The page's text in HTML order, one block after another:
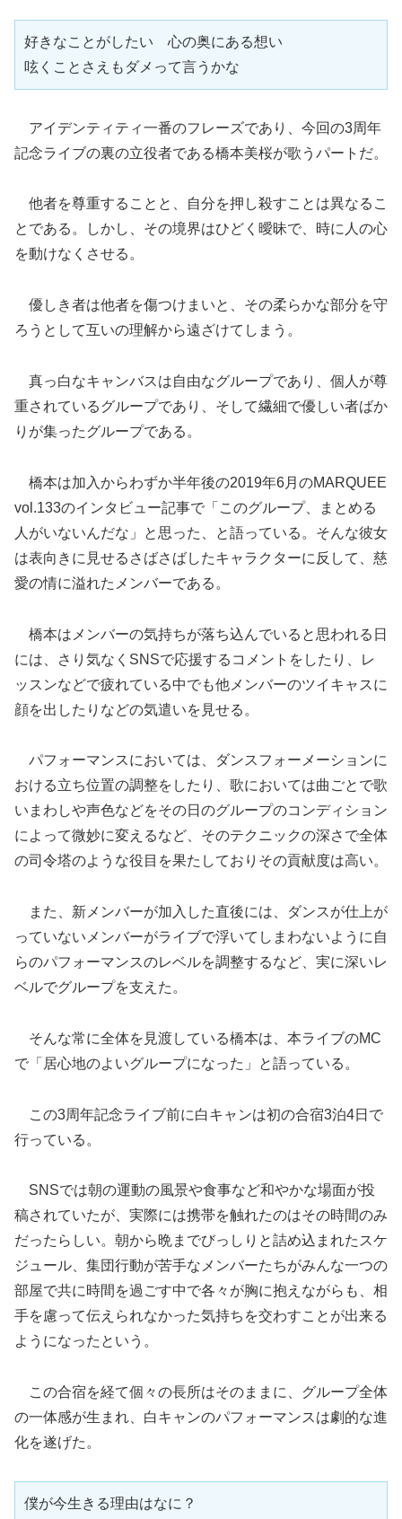
好きなことがしたい　心の奥にある想い
呟くことさえもダメって言うかな
アイデンティティ一番のフレーズであり、今回の3周年
記念ライブの裏の立役者である橋本美桜が歌うパートだ。
他者を尊重することと、自分を押し殺すことは異なるこ
とである。しかし、その境界はひどく曖昧で、時に人の心
を動けなくさせる。
優しき者は他者を傷つけまいと、その柔らかな部分を守
ろうとして互いの理解から遠ざけてしまう。
真っ白なキャンバスは自由なグループであり、個人が尊
重されているグループであり、そして繊細で優しい者ばか
りが集ったグループである。
橋本は加入からわずか半年後の2019年6月のMARQUEE
vol.133のインタビュー記事で「このグループ、まとめる
人がいないんだな」と思った、と語っている。そんな彼女
は表向きに見せるさばさばしたキャラクターに反して、慈
愛の情に溢れたメンバーである。
橋本はメンバーの気持ちが落ち込んでいると思われる日
には、さり気なくSNSで応援するコメントをしたり、レ
ッスンなどで疲れている中でも他メンバーのツイキャスに
顔を出したりなどの気遣いを見せる。
パフォーマンスにおいては、ダンスフォーメーションに
おける立ち位置の調整をしたり、歌においては曲ごとで歌
いまわしや声色などをその日のグループのコンディション
によって微妙に変えるなど、そのテクニックの深さで全体
の司令塔のような役目を果たしておりその貢献度は高い。
また、新メンバーが加入した直後には、ダンスが仕上が
っていないメンバーがライブで浮いてしまわないように自
らのパフォーマンスのレベルを調整するなど、実に深いレ
ベルでグループを支えた。
そんな常に全体を見渡している橋本は、本ライブのMC
で「居心地のよいグループになった」と語っている。
この3周年記念ライブ前に白キャンは初の合宿3泊4日で
行っている。
SNSでは朝の運動の風景や食事など和やかな場面が投
稿されていたが、実際には携帯を触れたのはその時間のみ
だったらしい。朝から晩までびっしりと詰め込まれたスケ
ジュール、集団行動が苦手なメンバーたちがみんな一つの
部屋で共に時間を過ごす中で各々が胸に抱えながらも、相
手を慮って伝えられなかった気持ちを交わすことが出来る
ようになったという。
この合宿を経て個々の長所はそのままに、グループ全体
の一体感が生まれ、白キャンのパフォーマンスは劇的な進
化を遂げた。
僕が今生きる理由はなに？